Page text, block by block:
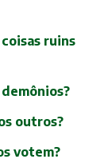
ruins
outros?
votem?